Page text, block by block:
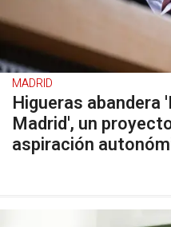
MADRID
Higueras abandera
Madrid', un
aspiración